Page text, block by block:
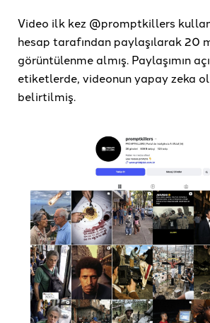
Video ilk kez @promptkillers
hesap tarafından paylaşılarak 20
görüntülenme almış. Paylaşımın
etiketlerde, videonun yapay zeka
belirtilmiş.